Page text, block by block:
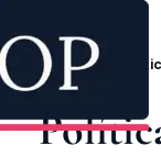
Inicio